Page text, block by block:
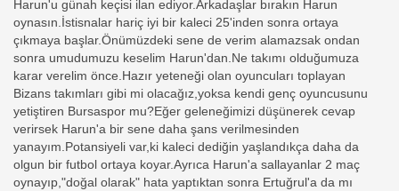
Harun'u günah keçisi ilan ediyor.Arkadaşlar bırakın Harun
oynasın.İstisnalar hariç iyi bir kaleci 25'inden sonra ortaya
çıkmaya başlar.Önümüzdeki sene de verim alamazsak ondan
sonra umudumuzu keselim Harun'dan.Ne takımı olduğumuza
karar verelim önce.Hazır yeteneği olan oyuncuları toplayan
Bizans takımları gibi mi olacağız,yoksa kendi genç oyuncusunu
yetiştiren Bursaspor mu?Eğer geleneğimizi düşünerek cevap
verirsek Harun'a bir sene daha şans verilmesinden
yanayım.Potansiyeli var,ki kaleci dediğin yaşlandıkça daha da
olgun bir futbol ortaya koyar.Ayrıca Harun'a sallayanlar 2 maç
oynayıp,"doğal olarak" hata yaptıktan sonra Ertuğrul'a da mı